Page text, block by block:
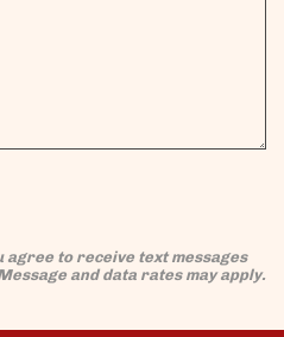
agree to receive text messages
and data rates may apply.